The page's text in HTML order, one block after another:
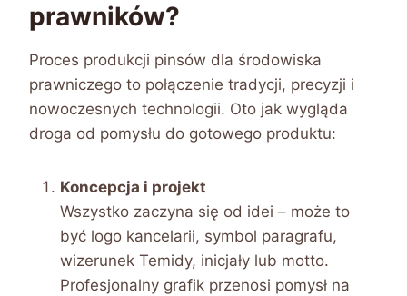
prawników?
Proces produkcji pinsów dla środowiska
prawniczego to połączenie tradycji, precyzji i
nowoczesnych technologii. Oto jak wygląda
droga od pomysłu do gotowego produktu:
Koncepcja i projekt
Wszystko zaczyna się od idei – może to
być logo kancelarii, symbol paragrafu,
wizerunek Temidy, inicjały lub motto.
Profesjonalny grafik przenosi pomysł na